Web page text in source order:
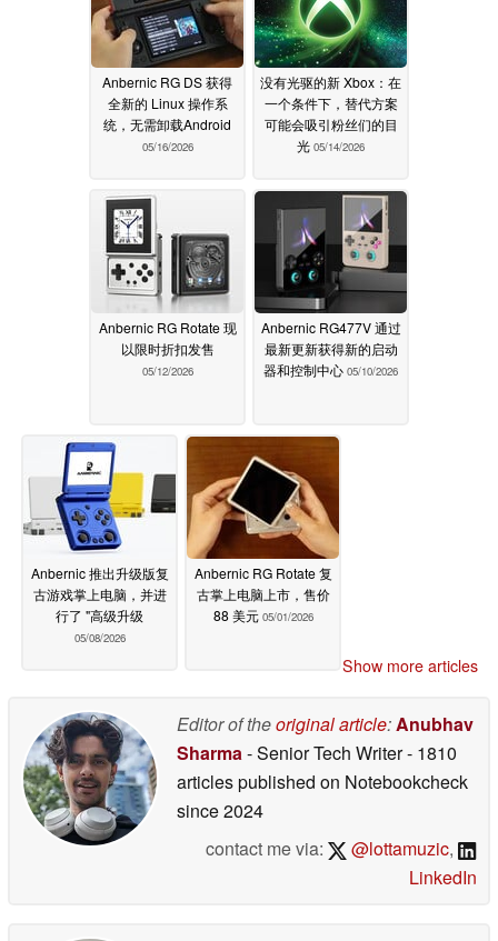
Anbernic RG DS 获得
全新的 Linux 操作系
统，无需卸载Android
05/16/2026
没有光驱的新 Xbox：在
一个条件下，替代方案
可能会吸引粉丝们的目
光 05/14/2026
Anbernic RG Rotate 现
以限时折扣发售
05/12/2026
Anbernic RG477V 通过
最新更新获得新的启动
器和控制中心 05/10/2026
Anbernic 推出升级版复
古游戏掌上电脑，并进
行了 "高级升级
05/08/2026
Anbernic RG Rotate 复
古掌上电脑上市，售价
88 美元 05/01/2026
Show more articles
Editor of theoriginal article:Anubhav
Sharma- Senior Tech Writer- 1810
articles published on Notebookcheck
since 2024
contact me via:
@lottamuzic,
LinkedIn